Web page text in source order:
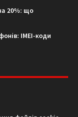
20%: що
IMEI-коди